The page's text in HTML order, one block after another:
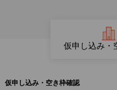
仮申し込み・
仮申し込み・空き枠確認